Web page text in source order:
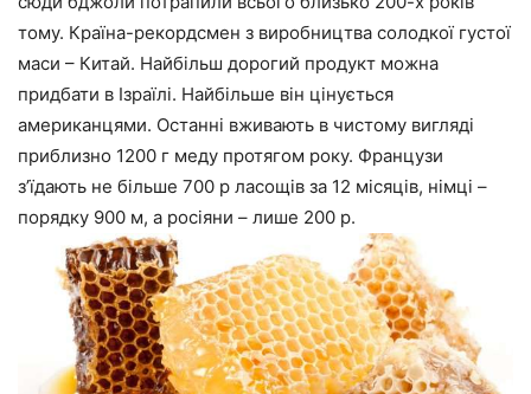
тому. Країна-рекордсмен з виробництва солодкої густої
маси – Китай. Найбільш дорогий продукт можна
придбати в Ізраїлі. Найбільше він цінується
американцями. Останні вживають в чистому вигляді
приблизно 1200 г меду протягом року. Французи
з’їдають не більше 700 р ласощів за 12 місяців, німці –
порядку 900 м, а росіяни – лише 200 р.